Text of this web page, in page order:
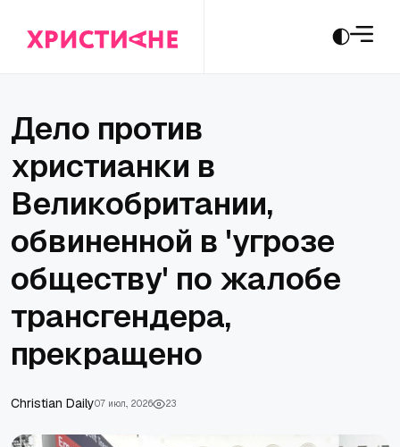
Дело против
христианки в
Великобритании,
обвиненной в 'угрозе
обществу' по жалобе
трансгендера,
прекращено
Christian Daily07 июл., 2026 23